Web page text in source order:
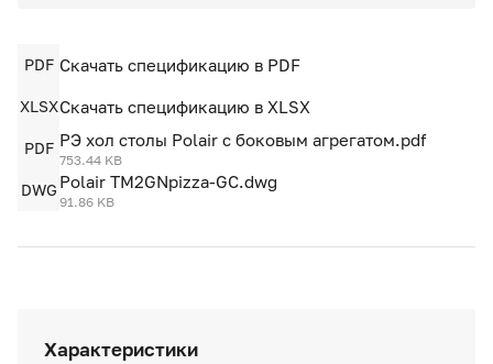
Характеристики
PDF Скачать спецификацию в PDF
XLSXСкачать спецификацию в XLSX
PDF РЭ хол столы Polair с боковым агрегатом.pdf
753.44 KB
DWG Polair TM2GNpizza-GC.dwg
91.86 KB